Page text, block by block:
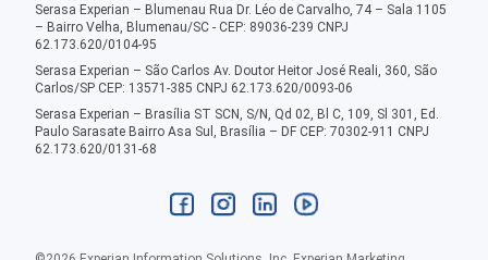
Serasa Experian – Blumenau Rua Dr. Léo de Carvalho, 74 – Sala 1105
– Bairro Velha, Blumenau/SC - CEP: 89036-239 CNPJ
62.173.620/0104-95
Serasa Experian – São Carlos Av. Doutor Heitor José Reali, 360, São
Carlos/SP CEP: 13571-385 CNPJ 62.173.620/0093-06
Serasa Experian – Brasília ST SCN, S/N, Qd 02, Bl C, 109, Sl 301, Ed.
Paulo Sarasate Bairro Asa Sul, Brasília – DF CEP: 70302-911 CNPJ
62.173.620/0131-68